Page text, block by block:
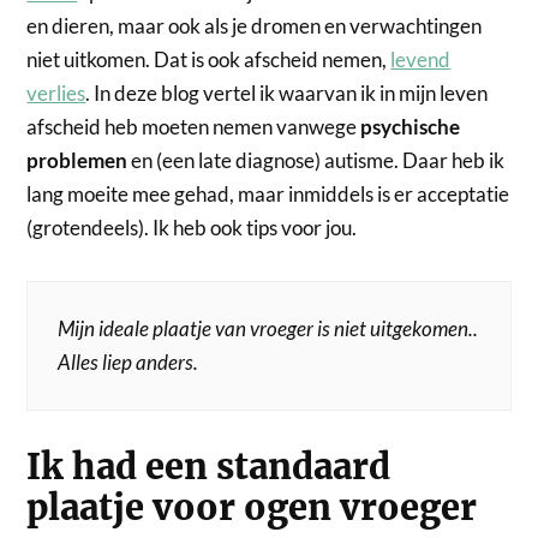
en dieren, maar ook als je dromen en verwachtingen
niet uitkomen. Dat is ook afscheid nemen, levend
verlies. In deze blog vertel ik waarvan ik in mijn leven
afscheid heb moeten nemen vanwegepsychische
problemenen (een late diagnose) autisme. Daar heb ik
lang moeite mee gehad, maar inmiddels is er acceptatie
(grotendeels). Ik heb ook tips voor jou.
Mijn ideale plaatje van vroeger is niet uitgekomen..
Alles liep anders.
Ik had een standaard
plaatje voor ogen vroeger